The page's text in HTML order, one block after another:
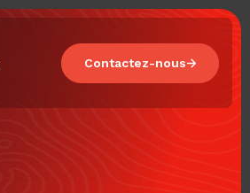
Contactez-nous